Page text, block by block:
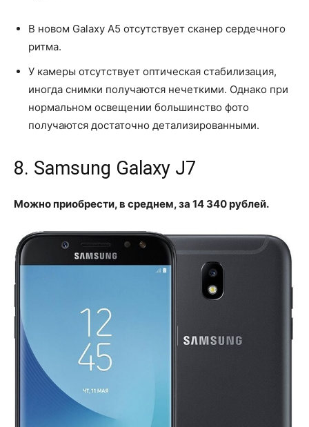
В новом Galaxy A5 отсутствует сканер сердечного
ритма.
У камеры отсутствует оптическая стабилизация,
иногда снимки получаются нечеткими. Однако при
нормальном освещении большинство фото
получаются достаточно детализированными.
8. Samsung Galaxy J7
Можно приобрести, в среднем, за 14 340 рублей.